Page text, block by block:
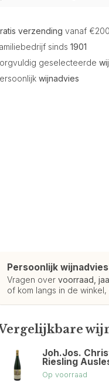
verzending vanaf
sinds1901
geselecteerde
wijnadvies
Persoonlijk
Vragen over voorraad,
of kom langs in de winkel,
Joh.Jos.
Riesling
Op voorraad